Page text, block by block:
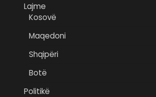
Lajme
Kosovë
Maqedoni
Shqipëri
Botë
Politikë